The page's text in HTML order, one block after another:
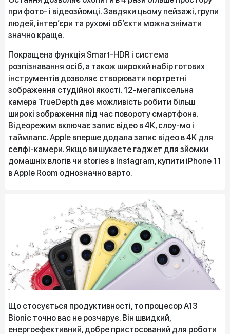
при фото- і відеозйомці. Завдяки цьому пейзажі, групи
людей, інтер’єри та рухомі об’єкти можна знімати
значно краще.
Покращена функція Smart-HDR і система
розпізнавання осіб, а також широкий набір готових
інструментів дозволяє створювати портретні
зображення студійної якості. 12-мегапіксельна
камера TrueDepth дає можливість робити більш
широкі зображення під час повороту смартфона.
Відеорежим включає запис відео в 4K, слоу-мо і
таймлапс. Apple вперше додала запис відео в 4K для
селфі-камери. Якщо ви шукаєте гаджет для зйомки
домашніх влогів чи stories в Instagram, купити iPhone 11
в Apple Room однозначно варто.
Що стосується продуктивності, то процесор A13
Bionic точно вас не розчарує. Він швидкий,
енергоефективний, добре пристосований для роботи